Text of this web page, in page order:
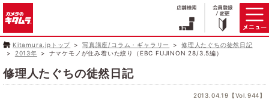
Kitamura.jpトップ 写真講座/コラム・ギャラリー
修理人たぐちの徒然日記
2013年
ナマケモノが住み着いた絞り（EBC FUJINON 28/3.5編）
修理人たぐちの徒然日記
2013.04.19【Vol.944】